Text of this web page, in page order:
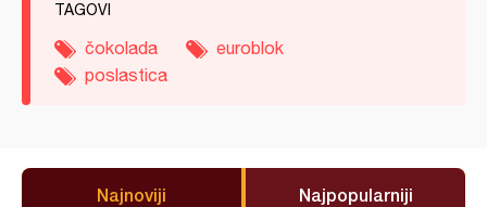
TAGOVI
čokolada
euroblok
poslastica
Najnoviji Najpopularniji